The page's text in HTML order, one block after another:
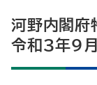
河野内閣府
令和3年9